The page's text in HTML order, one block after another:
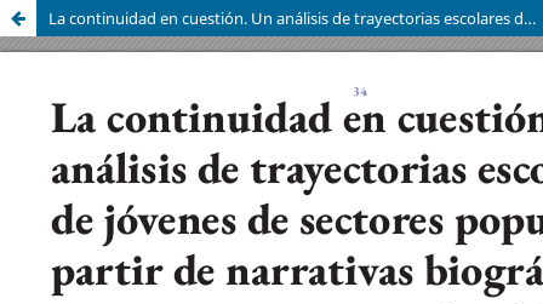
La continuidad en cuestión. Un análisis de trayectorias escolares de jóvenes de sectores populares a partir de narrativas biográficas